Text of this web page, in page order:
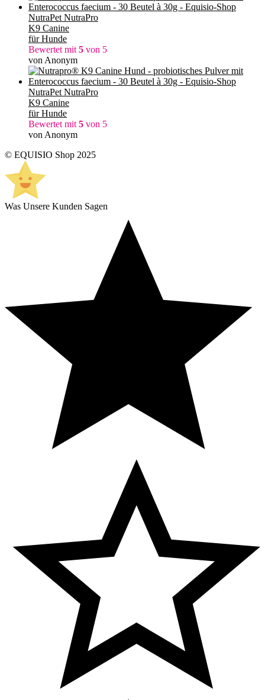
NutraPet NutraPro
K9 Canine
für Hunde
Bewertet mit 5 von 5
von Anonym
NutraPet NutraPro
K9 Canine
für Hunde
Bewertet mit 5 von 5
von Anonym
© EQUISIO Shop 2025
Was Unsere Kunden Sagen